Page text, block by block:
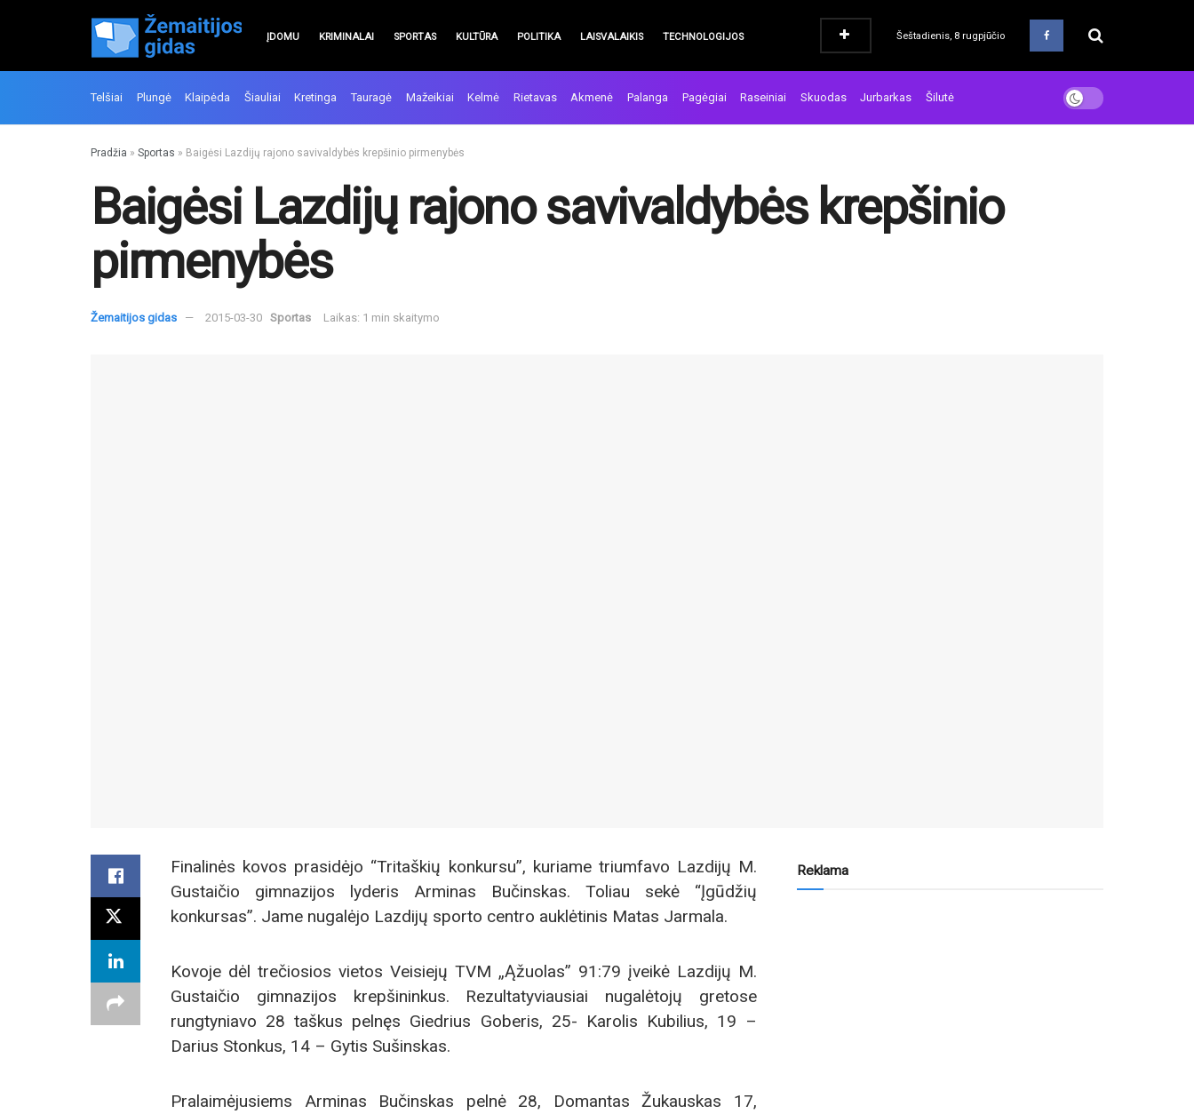
ĮDOMU KRIMINALAI SPORTAS KULTŪRA POLITIKA LAISVALAIKIS TECHNOLOGIJOS Šeštadienis, 8 rugpjūčio
Telšiai Plungė Klaipėda Šiauliai Kretinga Tauragė Mažeikiai Kelmė Rietavas Akmenė Palanga Pagėgiai Raseiniai Skuodas Jurbarkas Šilutė
Pradžia » Sportas » Baigėsi Lazdijų rajono savivaldybės krepšinio pirmenybės
Baigėsi Lazdijų rajono savivaldybės krepšinio
pirmenybės
Žemaitijos gidas 2015-03-30 Sportas Laikas: 1 min skaitymo
Finalinės kovos prasidėjo “Tritaškių konkursu”, kuriame triumfavo Lazdijų M.
Gustaičio gimnazijos lyderis Arminas Bučinskas. Toliau sekė “Įgūdžių
konkursas”. Jame nugalėjo Lazdijų sporto centro auklėtinis Matas Jarmala.
Kovoje dėl trečiosios vietos Veisiejų TVM „Ąžuolas” 91:79 įveikė Lazdijų M.
Gustaičio gimnazijos krepšininkus. Rezultatyviausiai nugalėtojų gretose
rungtyniavo 28 taškus pelnęs Giedrius Goberis, 25- Karolis Kubilius, 19 –
Darius Stonkus, 14 – Gytis Sušinskas.
Pralaimėjusiems Arminas Bučinskas pelnė 28, Domantas Žukauskas 17,
Reklama